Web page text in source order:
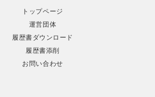
トップページ
運営団体
履歴書ダウンロード
履歴書添削
お問い合わせ